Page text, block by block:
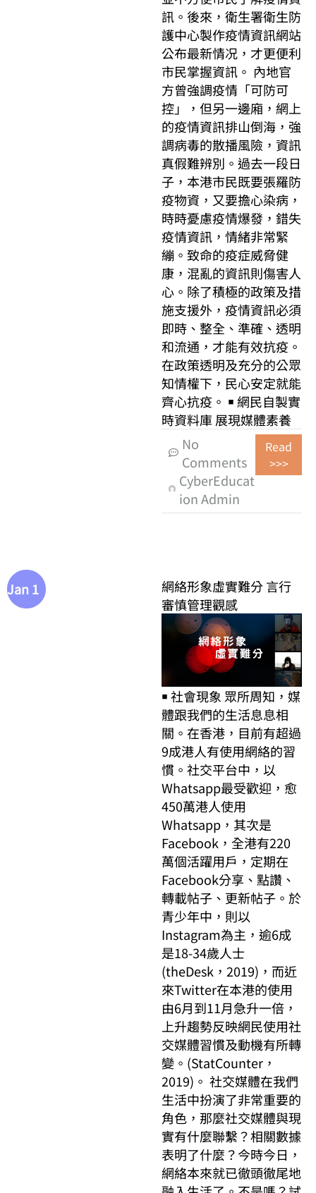
訊。後來，衛生署衛生防
護中心製作疫情資訊網站
公布最新情况，才更便利
市民掌握資訊。 內地官
方曾強調疫情「可防可
控」，但另一邊廂，網上
的疫情資訊排山倒海，強
調病毒的散播風險，資訊
真假難辨別。過去一段日
子，本港市民既要張羅防
疫物資，又要擔心染病，
時時憂慮疫情爆發，錯失
疫情資訊，情緒非常緊
繃。致命的疫症威脅健
康，混亂的資訊則傷害人
心。除了積極的政策及措
施支援外，疫情資訊必須
即時、整全、準確、透明
和流通，才能有效抗疫。
在政策透明及充分的公眾
知情權下，民心安定就能
齊心抗疫。 ￭ 網民自製實
時資料庫 展現媒體素養
Read
>>>
No
Comments
CyberEducat
ion Admin
Jan 1
網絡形象虛實難分 言行
審慎管理觀感
￭ 社會現象 眾所周知，媒
體跟我們的生活息息相
關。在香港，目前有超過
9成港人有使用網絡的習
慣。社交平台中，以
Whatsapp最受歡迎，愈
450萬港人使用
Whatsapp，其次是
Facebook，全港有220
萬個活躍用戶，定期在
Facebook分享、點讚、
轉載帖子、更新帖子。於
青少年中，則以
Instagram為主，逾6成
是18-34歲人士
(theDesk，2019)，而近
來Twitter在本港的使用
由6月到11月急升一倍，
上升趨勢反映網民使用社
交媒體習慣及動機有所轉
變。(StatCounter，
2019)。 社交媒體在我們
生活中扮演了非常重要的
角色，那麼社交媒體與現
實有什麼聯繫？相關數據
表明了什麼？今時今日，
網絡本來就已徹頭徹尾地